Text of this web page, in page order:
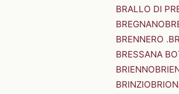
BRALLO DI
BREGNANO
BRENNERO
BRESSANA
BRIENNO
BRINZIO